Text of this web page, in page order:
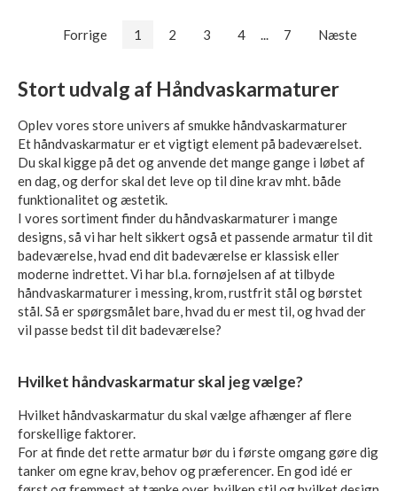
Forrige 1 2 3 4 ... 7 Næste
Stort udvalg af Håndvaskarmaturer
Oplev vores store univers af smukke håndvaskarmaturer
Et håndvaskarmatur er et vigtigt element på badeværelset.
Du skal kigge på det og anvende det mange gange i løbet af
en dag, og derfor skal det leve op til dine krav mht. både
funktionalitet og æstetik.
I vores sortiment finder du håndvaskarmaturer i mange
designs, så vi har helt sikkert også et passende armatur til dit
badeværelse, hvad end dit badeværelse er klassisk eller
moderne indrettet. Vi har bl.a. fornøjelsen af at tilbyde
håndvaskarmaturer i messing, krom, rustfrit stål og børstet
stål. Så er spørgsmålet bare, hvad du er mest til, og hvad der
vil passe bedst til dit badeværelse?
Hvilket håndvaskarmatur skal jeg vælge?
Hvilket håndvaskarmatur du skal vælge afhænger af flere
forskellige faktorer.
For at finde det rette armatur bør du i første omgang gøre dig
tanker om egne krav, behov og præferencer. En god idé er